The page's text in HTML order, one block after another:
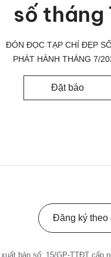
số tháng
ĐÓN ĐỌC TẠP CHÍ ĐẸP
PHÁT HÀNH THÁNG 7/
Đặt báo
Đăng ký theo
bản số: 15/GP-TTĐT cấp